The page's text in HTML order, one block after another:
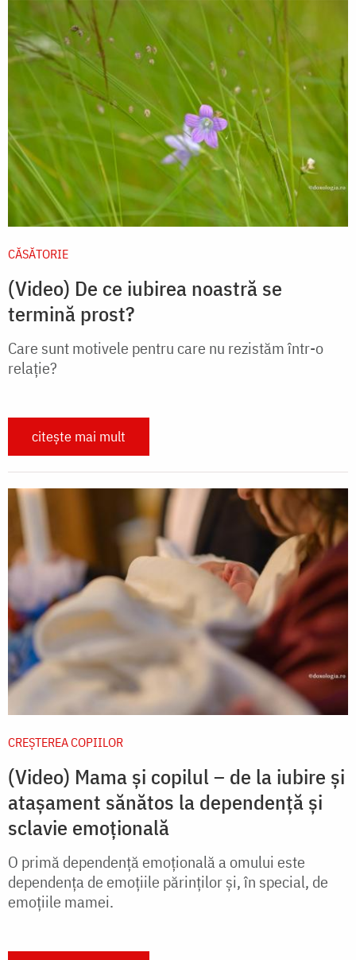
CĂSĂTORIE
(Video) De ce iubirea noastră se
termină prost?
Care sunt motivele pentru care nu rezistăm într-o
relație?
citește mai mult
CREŞTEREA COPIILOR
(Video) Mama și copilul – de la iubire și
atașament sănătos la dependență și
sclavie emoțională
O primă dependență emoțională a omului este
dependența de emoțiile părinților și, în special, de
emoțiile mamei.